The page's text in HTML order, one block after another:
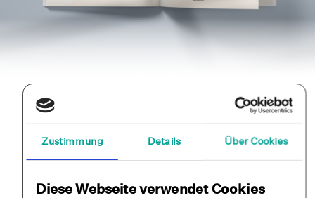
Zustimmung Details Über Cookies
Diese Webseite verwendet Cookies
Jetzt E-Book per Mail
erhalten!